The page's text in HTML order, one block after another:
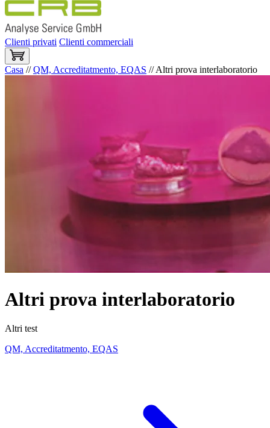
Clienti privati Clienti commerciali
Casa //QM, Accreditatmento, EQAS //Altri prova interlaboratorio
Altri prova interlaboratorio
Altri test
QM, Accreditatmento, EQAS